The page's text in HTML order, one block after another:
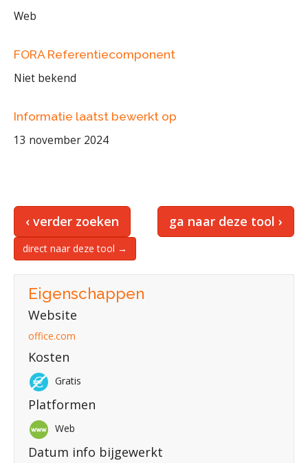
Web
FORA Referentiecomponent
Niet bekend
Informatie laatst bewerkt op
13 november 2024
‹ verder zoeken ga naar deze tool ›
direct naar deze tool →
Eigenschappen
Website
office.com
Kosten
Gratis
Platformen
Web
Datum info bijgewerkt